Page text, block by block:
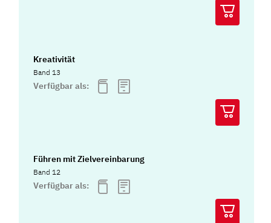
Kreativität
Band 13
Verfügbar als:
Führen mit Zielvereinbarung
Band 12
Verfügbar als: